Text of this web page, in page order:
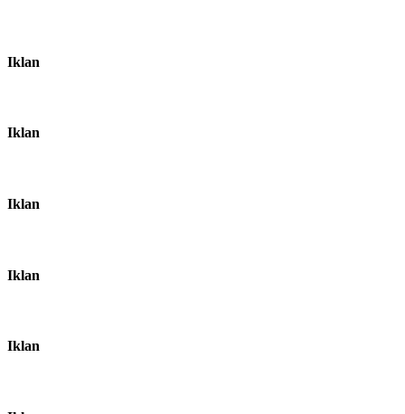
Iklan
Iklan
Iklan
Iklan
Iklan